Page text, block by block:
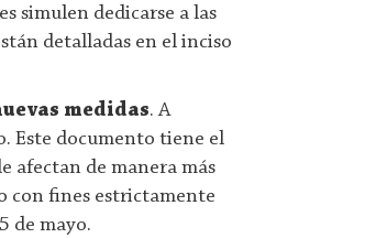
simulen dedicarse a las
detalladas en el inciso
medidas. A
Este documento tiene el
afectan de manera más
con fines estrictamente
de mayo.